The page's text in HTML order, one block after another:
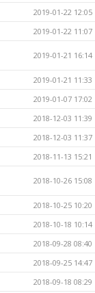
2019-01-22 12:05
2019-01-22 11:07
2019-01-21 16:14
2019-01-21 11:33
2019-01-07 17:02
2018-12-03 11:39
2018-12-03 11:37
2018-11-13 15:21
2018-10-26 15:08
2018-10-25 10:20
2018-10-18 10:14
2018-09-28 08:40
2018-09-25 14:47
2018-09-18 08:29